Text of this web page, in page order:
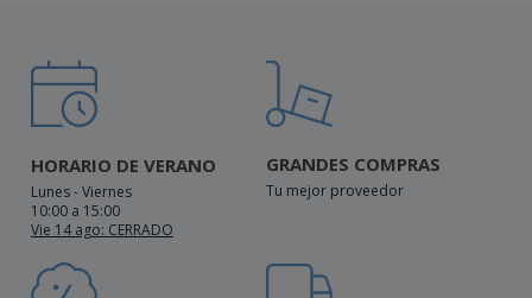
HORARIO DE VERANO
Lunes - Viernes
10:00 a 15:00
Vie 14 ago: CERRADO
GRANDES COMPRAS
Tu mejor proveedor